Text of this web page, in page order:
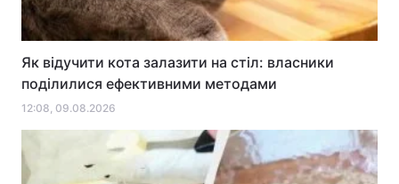
Як відучити кота залазити на стіл: власники
поділилися ефективними методами
12:08, 09.08.2026